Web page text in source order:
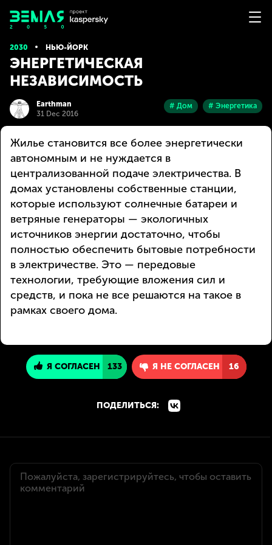
2030 НЬЮ-ЙОРК
ЭНЕРГЕТИЧЕСКАЯ
НЕЗАВИСИМОСТЬ
Earthman
31 Dec 2016
# Дом # Энергетика
Жилье становится все более энергетически
автономным и не нуждается в
централизованной подаче электричества. В
домах установлены собственные станции,
которые используют солнечные батареи и
ветряные генераторы — экологичных
источников энергии достаточно, чтобы
полностью обеспечить бытовые потребности
в электричестве. Это — передовые
технологии, требующие вложения сил и
средств, и пока не все решаются на такое в
рамках своего дома.
Я СОГЛАСЕН 133 Я НЕ СОГЛАСЕН 16
ПОДЕЛИТЬСЯ: